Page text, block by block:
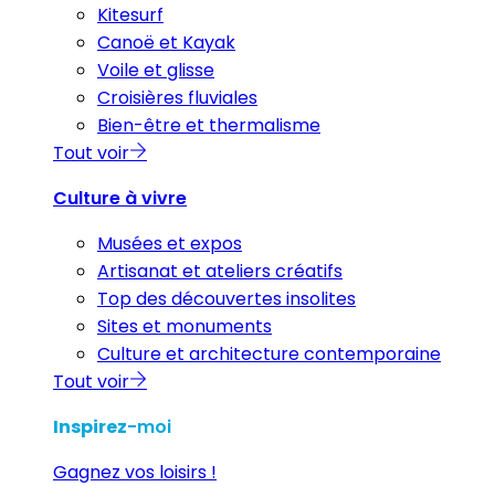
Kitesurf
Canoë et Kayak
Voile et glisse
Croisières fluviales
Bien-être et thermalisme
Tout voir
Culture à vivre
Musées et expos
Artisanat et ateliers créatifs
Top des découvertes insolites
Sites et monuments
Culture et architecture contemporaine
Tout voir
Inspirez-moi
Gagnez vos loisirs !